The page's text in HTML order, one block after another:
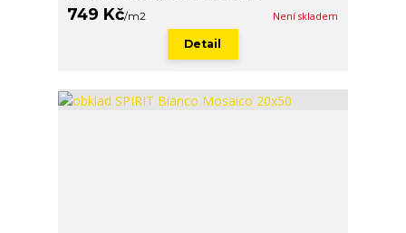
749 Kč/m2 Není skladem
Detail